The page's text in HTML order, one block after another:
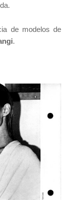
de modelos de
.